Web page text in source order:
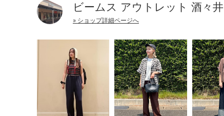
ビームス アウトレット 酒々井
» ショップ詳細ページへ